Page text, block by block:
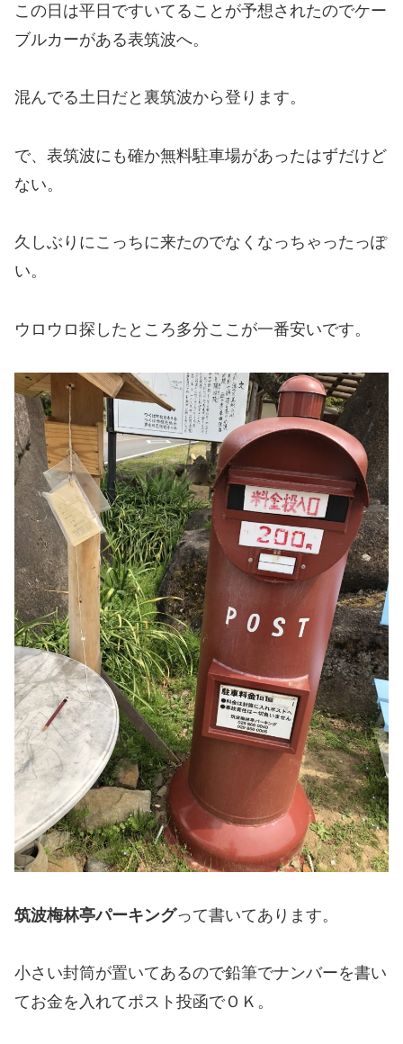
この日は平日ですいてることが予想されたのでケー
ブルカーがある表筑波へ。
混んでる土日だと裏筑波から登ります。
で、表筑波にも確か無料駐車場があったはずだけど
ない。
久しぶりにこっちに来たのでなくなっちゃったっぽ
い。
ウロウロ探したところ多分ここが一番安いです。
筑波梅林亭パーキングって書いてあります。
小さい封筒が置いてあるので鉛筆でナンバーを書い
てお金を入れてポスト投函でＯＫ。